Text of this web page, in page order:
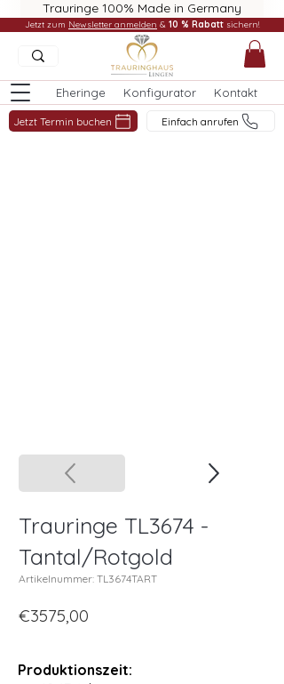
Trauringe 100% Made in Germany
Eheringe Konfigurator Kontakt
Jetzt Termin buchen Einfach anrufen
Jetzt zum Newsletter anmelden & 10 % Rabatt sichern!
Trauringe TL3674 -
Tantal/Rotgold
Artikelnummer: TL3674TART
€3575,00
Produktionszeit: